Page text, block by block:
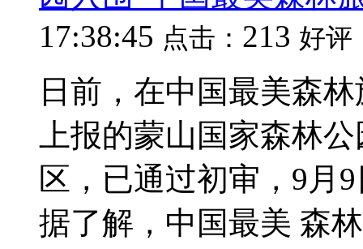
17:38:45 点击： 213 好评
日前，在中国最美森
上报的蒙山国家森林
区，已通过初审，9月
据了解，中国最美 森